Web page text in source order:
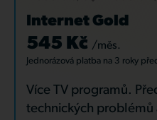
Internet Gold
545 Kč /měs.
Jednorázová platba na 3 roky
Více TV programů.
technických problémů